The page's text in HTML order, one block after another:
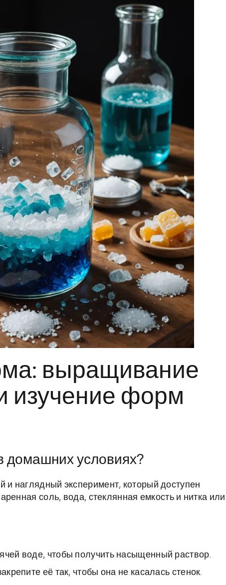
выращивание
изучение форм
домашних условиях?
наглядный эксперимент, который доступен
соль, вода, стеклянная емкость и нитка или
воде, чтобы получить насыщенный раствор.
её так, чтобы она не касалась стенок.